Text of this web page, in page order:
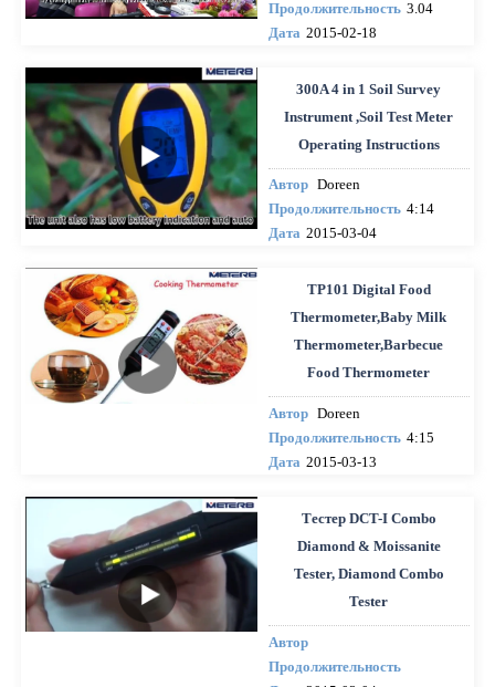
Продолжительность 3.04
Дата 2015-02-18
300A 4 in 1 Soil Survey
Instrument ,Soil Test Meter
Operating Instructions
Автор Doreen
Продолжительность 4:14
Дата 2015-03-04
TP101 Digital Food
Thermometer,Baby Milk
Thermometer,Barbecue
Food Thermometer
Автор Doreen
Продолжительность 4:15
Дата 2015-03-13
Тестер DCT-I Combo
Diamond & Moissanite
Tester, Diamond Combo
Tester
Автор
Продолжительность